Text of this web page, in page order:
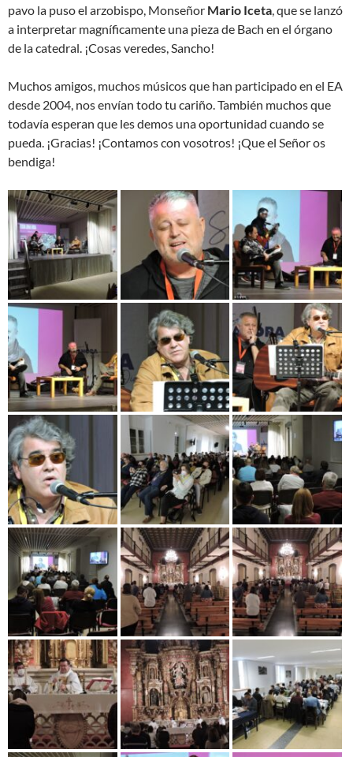
pavo la puso el arzobispo, Monseñor Mario Iceta, que se lanzó
a interpretar magníficamente una pieza de Bach en el órgano
de la catedral. ¡Cosas veredes, Sancho!
Muchos amigos, muchos músicos que han participado en el EA
desde 2004, nos envían todo tu cariño. También muchos que
todavía esperan que les demos una oportunidad cuando se
pueda. ¡Gracias! ¡Contamos con vosotros! ¡Que el Señor os
bendiga!